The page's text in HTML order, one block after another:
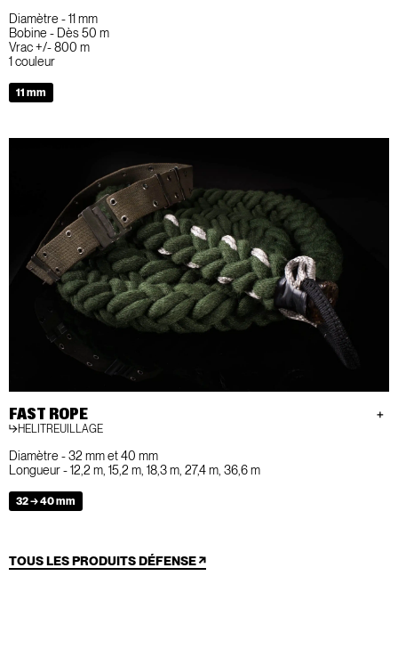
Diamètre - 11 mm
Bobine - Dès 50 m
Vrac +/- 800 m
1 couleur
11 mm
FAST ROPE
HELITREUILLAGE
Diamètre - 32 mm et 40 mm
Longueur - 12,2 m, 15,2 m, 18,3 m, 27,4 m, 36,6 m
32 → 40 mm
TOUS LES PRODUITS DÉFENSE